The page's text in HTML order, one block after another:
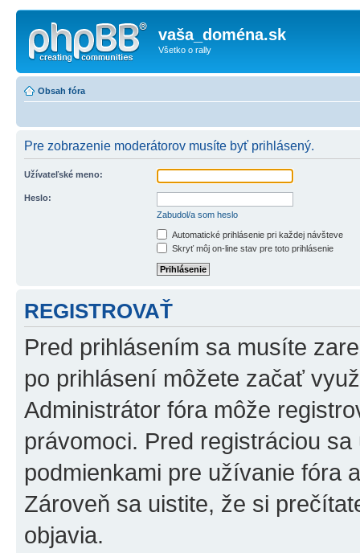
vaša_doména.sk
Všetko o rally
Obsah fóra
Pre zobrazenie moderátorov musíte byť prihlásený.
Užívateľské meno:
Heslo:
Zabudol/a som heslo
Automatické prihlásenie pri každej návšteve
Skryť môj on-line stav pre toto prihlásenie
REGISTROVAŤ
Pred prihlásením sa musíte
po prihlásení môžete začať
Administrátor fóra môže
právomoci. Pred registráciou
podmienkami pre užívanie fóra
Zároveň sa uistite, že si
objavia.